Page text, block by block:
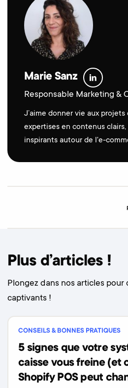
Marie Sanz
Responsable Marketing &
J’aime donner vie aux
expertises en contenus
inspirants autour de l'e-
Plus d’articles !
Plongez dans nos articles
captivants !
CONSEILS & BONNES PRATIQUES
5 signes que votre
caisse vous freine (et
Shopify POS peut